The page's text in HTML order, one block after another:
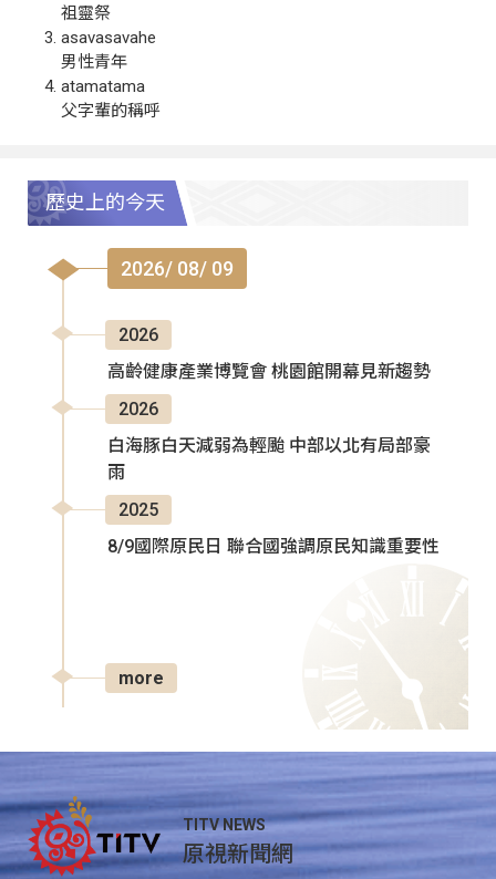
祖靈祭
asavasavahe
男性青年
atamatama
父字輩的稱呼
歷史上的今天
2026/ 08/ 09
2026
高齡健康產業博覽會 桃園館開幕見新趨勢
2026
白海豚白天減弱為輕颱 中部以北有局部豪
雨
2025
8/9國際原民日 聯合國強調原民知識重要性
more
TITV NEWS
原視新聞網